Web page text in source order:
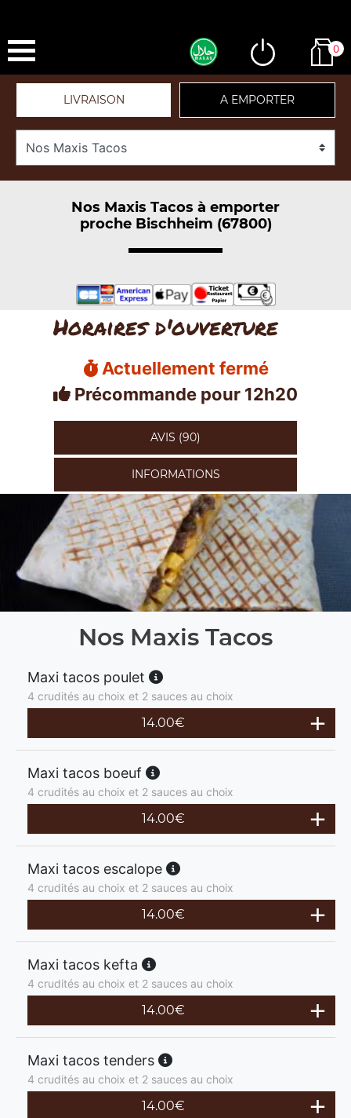
0
LIVRAISON A EMPORTER
Nos Maxis Tacos à emporter
proche Bischheim (67800)
Horaires d'ouverture
Actuellement fermé
Précommande pour 12h20
AVIS (90)
INFORMATIONS
Nos Maxis Tacos
Maxi tacos poulet
4 crudités au choix et 2 sauces au choix
14.00€
Maxi tacos boeuf
4 crudités au choix et 2 sauces au choix
14.00€
Maxi tacos escalope
4 crudités au choix et 2 sauces au choix
14.00€
Maxi tacos kefta
4 crudités au choix et 2 sauces au choix
14.00€
Maxi tacos tenders
4 crudités au choix et 2 sauces au choix
14.00€